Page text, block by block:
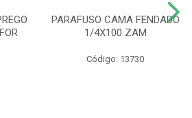
PARAFUSO CAMA FENDADO
1/4X100 ZAM
Código: 13730